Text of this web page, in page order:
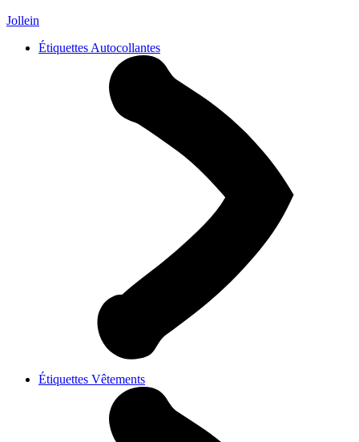
Jollein
Étiquettes Autocollantes
Étiquettes Vêtements